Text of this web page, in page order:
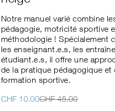
Notre manuel varié combine
pédagogie, motricité sportive
méthodologie ! Spécialement
les enseignant.e.s, les
étudiant.e.s, il offre une
de la pratique pédagogique et
formation sportive.
CHF45.00
Le
CHF 10.00
Le
variations.
options
peuvent
être
choisies
sur
la
page
du
produit